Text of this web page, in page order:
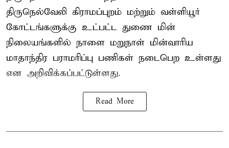
திருநெல்வேலி கிராமப்புறம் மற்றும் வள்ளியூர்
கோட்டங்களுக்கு உட்பட்ட துணை மின்
நிலையங்களில் நாளை மறுநாள் மின்வாரிய
மாதாந்திர பராமரிப்பு பணிகள் நடைபெற உள்ளது
என அறிவிக்கப்பட்டுள்ளது.
Read More